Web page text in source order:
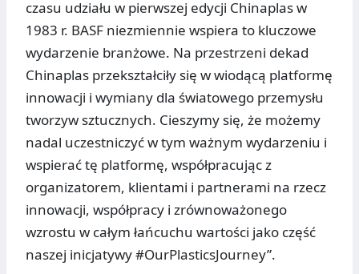
czasu udziału w pierwszej edycji Chinaplas w
1983 r. BASF niezmiennie wspiera to kluczowe
wydarzenie branżowe. Na przestrzeni dekad
Chinaplas przekształciły się w wiodącą platformę
innowacji i wymiany dla światowego przemysłu
tworzyw sztucznych. Cieszymy się, że możemy
nadal uczestniczyć w tym ważnym wydarzeniu i
wspierać tę platformę, współpracując z
organizatorem, klientami i partnerami na rzecz
innowacji, współpracy i zrównoważonego
wzrostu w całym łańcuchu wartości jako część
naszej inicjatywy #OurPlasticsJourney”.